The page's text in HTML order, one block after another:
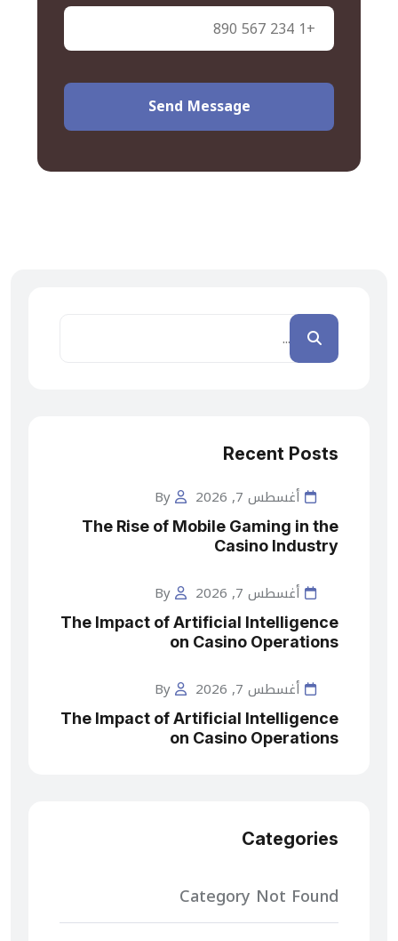
Send Message
Recent Posts
أغسطس 7, 2026 By
The Rise of Mobile Gaming in the
Casino Industry
أغسطس 7, 2026 By
The Impact of Artificial Intelligence
on Casino Operations
أغسطس 7, 2026 By
The Impact of Artificial Intelligence
on Casino Operations
Categories
Category Not Found